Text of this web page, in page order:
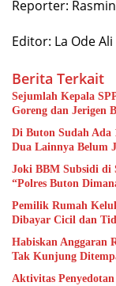
Reporter:
Editor: La Ode Ali
Berita Terkait
Sejumlah Kepala
Goreng dan Jerigen
Di Buton Sudah Ada
Dua Lainnya Belum
Joki BBM Subsidi di
“Polres Buton
Pemilik Rumah
Dibayar Cicil dan
Habiskan Anggaran
Tak Kunjung
Aktivitas